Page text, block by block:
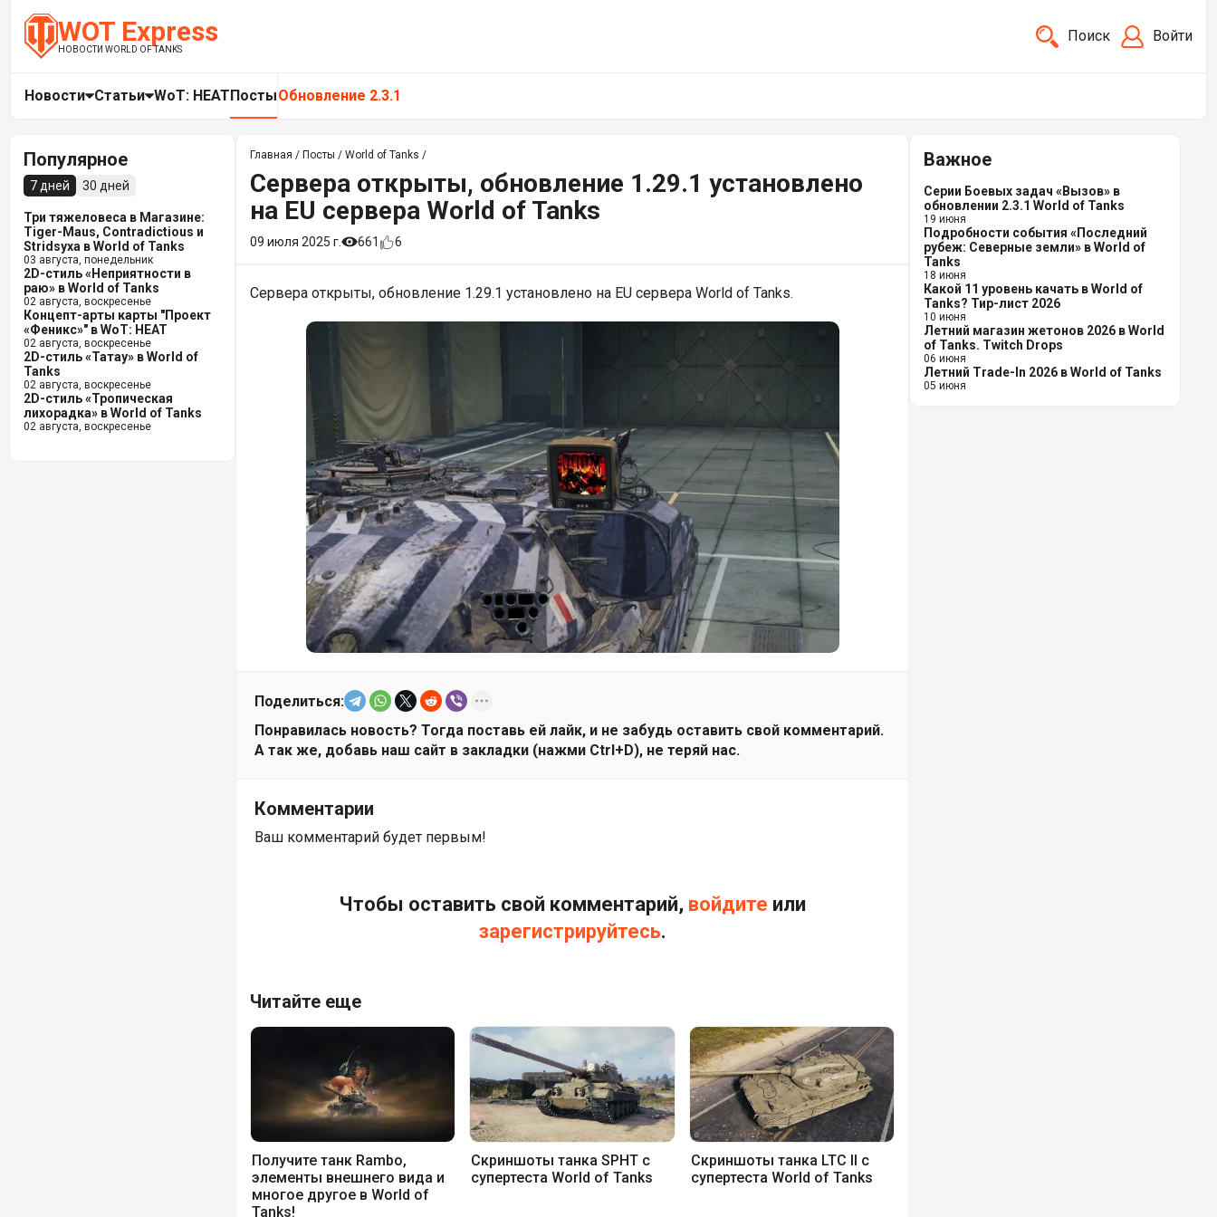
WOT Express
НОВОСТИ WORLD OF TANKS
Поиск Войти
Новости Статьи WoT: HEATПостыОбновление 2.3.1
Популярное
7 дней 30 дней
Три тяжеловеса в Магазине:
Tiger-Maus, Contradictious и
Stridsyxa в World of Tanks
03 августа, понедельник
2D-стиль «Неприятности в
раю» в World of Tanks
02 августа, воскресенье
Концепт-арты карты "Проект
«Феникс»" в WoT: HEAT
02 августа, воскресенье
2D-стиль «Татау» в World of
Tanks
02 августа, воскресенье
2D-стиль «Тропическая
лихорадка» в World of Tanks
02 августа, воскресенье
Главная / Посты / World of Tanks /
Сервера открыты, обновление 1.29.1 установлено
на EU сервера World of Tanks
09 июля 2025 г. 661 6
Сервера открыты, обновление 1.29.1 установлено на EU сервера World of Tanks.
Поделиться:
Понравилась новость? Тогда поставь ей лайк, и не забудь оставить свой комментарий.
А так же, добавь наш сайт в закладки (нажми Ctrl+D), не теряй нас.
Комментарии
Ваш комментарий будет первым!
Чтобы оставить свой комментарий, войдите или
зарегистрируйтесь.
Читайте еще
Получите танк Rambo,
элементы внешнего вида и
многое другое в World of
Tanks!
Скриншоты танка SPHT с
супертеста World of Tanks
Скриншоты танка LTC II с
супертеста World of Tanks
Важное
Серии Боевых задач «Вызов» в
обновлении 2.3.1 World of Tanks
19 июня
Подробности события «Последний
рубеж: Северные земли» в World of
Tanks
18 июня
Какой 11 уровень качать в World of
Tanks? Тир-лист 2026
10 июня
Летний магазин жетонов 2026 в World
of Tanks. Twitch Drops
06 июня
Летний Trade-In 2026 в World of Tanks
05 июня